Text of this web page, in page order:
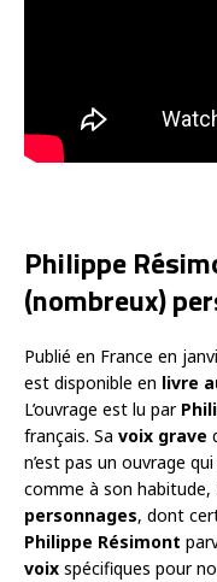
Philippe
(nombreux)
Publié en France en
est disponible en livre
L’ouvrage est lu par
français. Sa voix grave
n’est pas un ouvrage
comme à son habitude,
personnages, dont
Philippe Résimont
voix spécifiques pour